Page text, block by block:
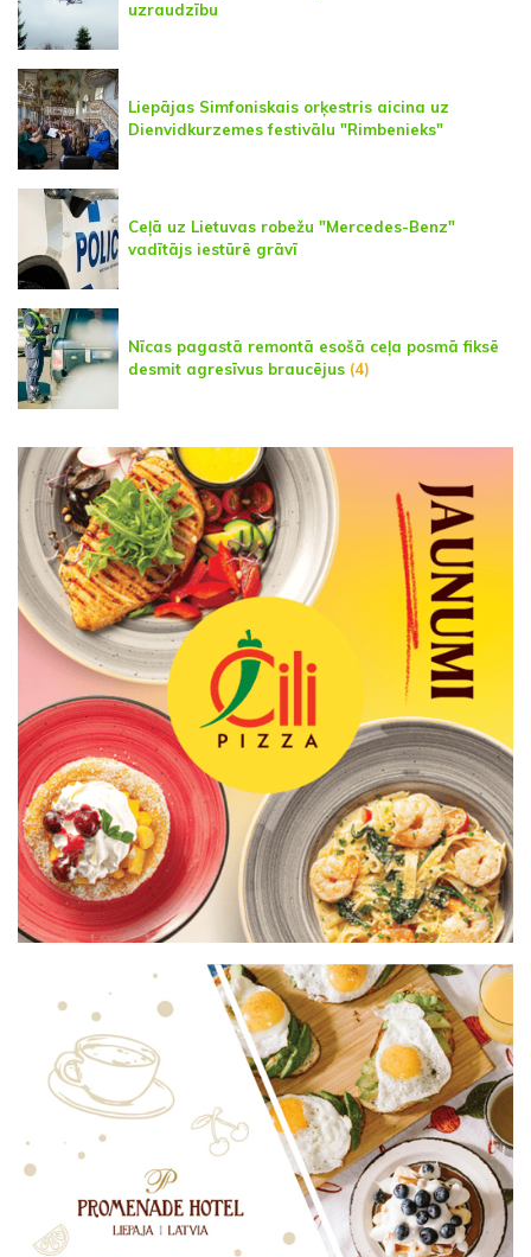
uzraudzību
Liepājas Simfoniskais orķestris aicina uz
Dienvidkurzemes festivālu "Rimbenieks"
Ceļā uz Lietuvas robežu "Mercedes-Benz"
vadītājs iestūrē grāvī
Nīcas pagastā remontā esošā ceļa posmā fiksē
desmit agresīvus braucējus (4)